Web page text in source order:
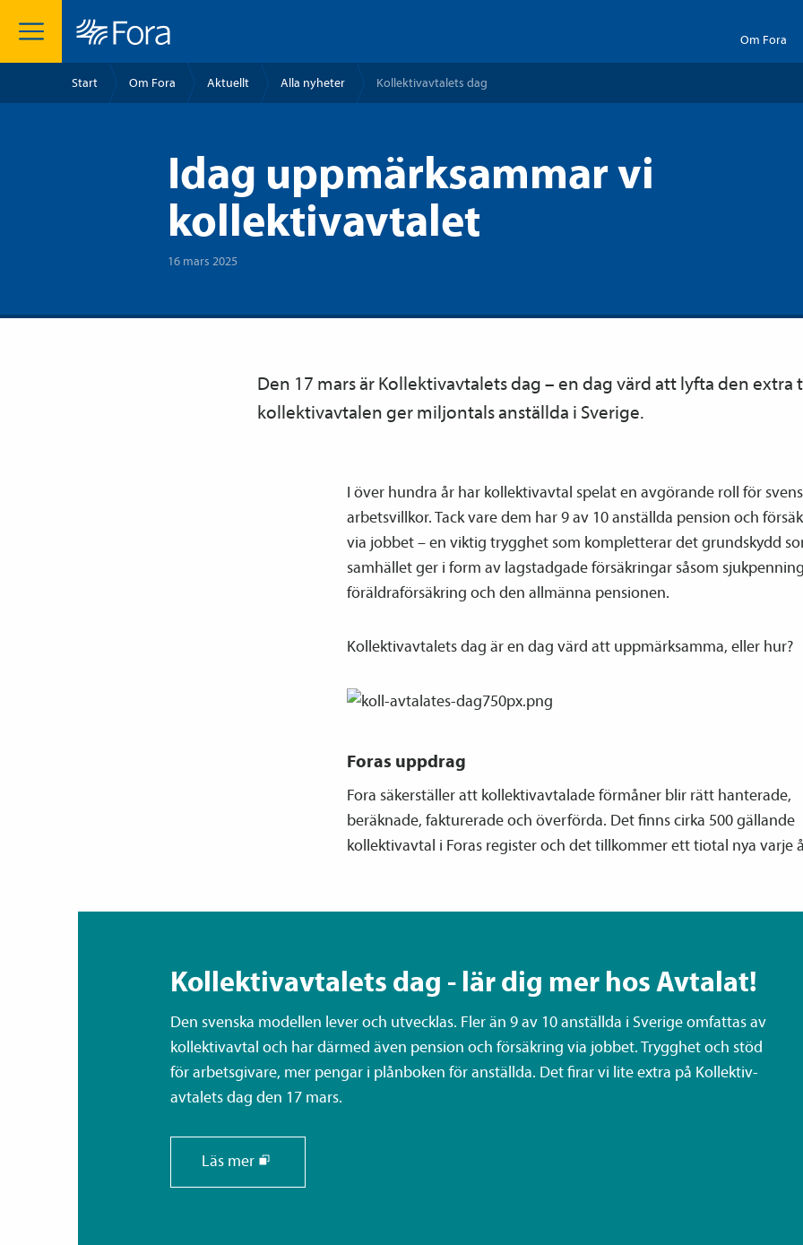
Om Fora
Start Om Fora Aktuellt Alla nyheter Kollektiv­avtalets dag
Idag uppmärksammar vi
kollektivavtalet
16 mars 2025
Den 17 mars är Kollektiv­avtalets dag – en dag värd att lyfta den
kollektiv­avtalen ger miljontals anställda i Sverige.
I över hundra år har kollektiv­avtal spelat en avgörande roll för
arbetsvillkor. Tack vare dem har 9 av 10 anställda pension och
via jobbet – en viktig trygghet som kompletterar det grundskydd
samhället ger i form av lagstadgade försäkringar såsom
föräldra­försäkring och den allmänna pensionen.
Kollektiv­avtalets dag är en dag värd att uppmärksamma, eller hur?
Foras uppdrag
Fora säkerställer att kollektiv­avtalade förmåner blir rätt hanterade,
beräknade, fakturerade och överförda. Det finns cirka 500 gällande
kollektiv­avtal i Foras register och det tillkommer ett tiotal nya varje
Kollektiv­avtalets dag - lär dig mer hos Avtalat!
Den svenska modellen lever och utvecklas. Fler än 9 av 10 anställda i Sverige omfattas av
kollektiv­avtal och har därmed även pension och försäkring via jobbet. Trygghet och stöd
för arbetsgivare, mer pengar i plånboken för anställda. Det firar vi lite extra på Kollektiv­
avtalets dag den 17 mars.
Läs mer